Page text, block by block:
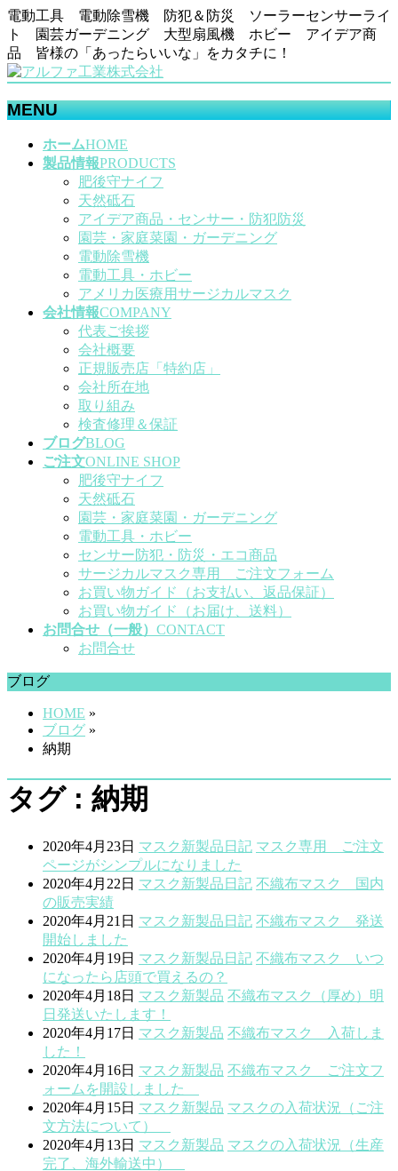
電動工具 電動除雪機 防犯＆防災 ソーラーセンサーライ
ト 園芸ガーデニング 大型扇風機 ホビー アイデア商
品 皆様の「あったらいいな」をカタチに！
MENU
ホームHOME
製品情報PRODUCTS
肥後守ナイフ
天然砥石
アイデア商品・センサー・防犯防災
園芸・家庭菜園・ガーデニング
電動除雪機
電動工具・ホビー
アメリカ医療用サージカルマスク
会社情報COMPANY
代表ご挨拶
会社概要
正規販売店「特約店」
会社所在地
取り組み
検査修理＆保証
ブログBLOG
ご注文ONLINE SHOP
肥後守ナイフ
天然砥石
園芸・家庭菜園・ガーデニング
電動工具・ホビー
センサー防犯・防災・エコ商品
サージカルマスク専用 ご注文フォーム
お買い物ガイド（お支払い、返品保証）
お買い物ガイド（お届け、送料）
お問合せ（一般） CONTACT
お問合せ
ブログ
HOME »
ブログ »
納期
タグ : 納期
2020年4月23日 マスク 新製品 日記 マスク専用 ご注文
ページがシンプルになりました
2020年4月22日 マスク 新製品 日記 不織布マスク 国内
の販売実績
2020年4月21日 マスク 新製品 日記 不織布マスク 発送
開始しました
2020年4月19日 マスク 新製品 日記 不織布マスク いつ
になったら店頭で買えるの？
2020年4月18日 マスク 新製品 不織布マスク（厚め）明
日発送いたします！
2020年4月17日 マスク 新製品 不織布マスク 入荷しま
した！
2020年4月16日 マスク 新製品 不織布マスク ご注文フ
ォームを開設しました
2020年4月15日 マスク 新製品 マスクの入荷状況（ご注
文方法について）
2020年4月13日 マスク 新製品 マスクの入荷状況（生産
完了、海外輸送中）